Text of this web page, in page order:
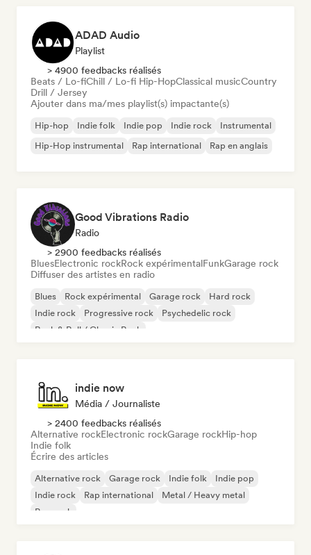
ADAD Audio
Playlist
> 4900 feedbacks réalisés
Beats / Lo-fiChill / Lo-fi Hip-HopClassical musicCountry
Drill / Jersey
Ajouter dans ma/mes playlist(s) impactante(s)
Hip-hop Indie folk Indie pop Indie rock
Instrumental
Hip-Hop instrumental
Rap international Rap en anglais
Good Vibrations Radio
Radio
> 2900 feedbacks réalisés
BluesElectronic rockRock expérimentalFunkGarage rock
Diffuser des artistes en radio
Blues Rock expérimental Garage rock
Hard rock
Indie rock
Progressive rock
Psychedelic rock
Rock & Roll / Classic Rock
indie now
Média / Journaliste
> 2400 feedbacks réalisés
Alternative rockElectronic rockGarage rockHip-hop
Indie folk
Écrire des articles
Alternative rock Garage rock Indie folk
Indie pop
Indie rock
Rap international
Metal / Heavy metal
Pop rock